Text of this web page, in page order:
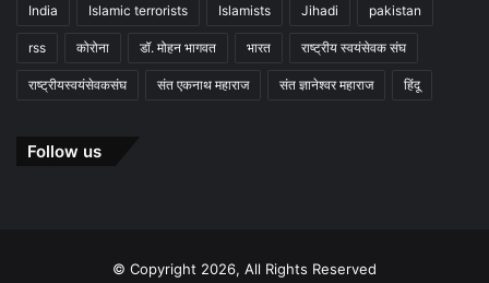
India Islamic terrorists Islamists Jihadi pakistan
rss कोरोना डॉ. मोहन भागवत भारत राष्ट्रीय स्वयंसेवक संघ
राष्ट्रीयस्वयंसेवकसंघ संत एकनाथ महाराज संत ज्ञानेश्वर महाराज हिंदू
Follow us
© Copyright 2026, All Rights Reserved